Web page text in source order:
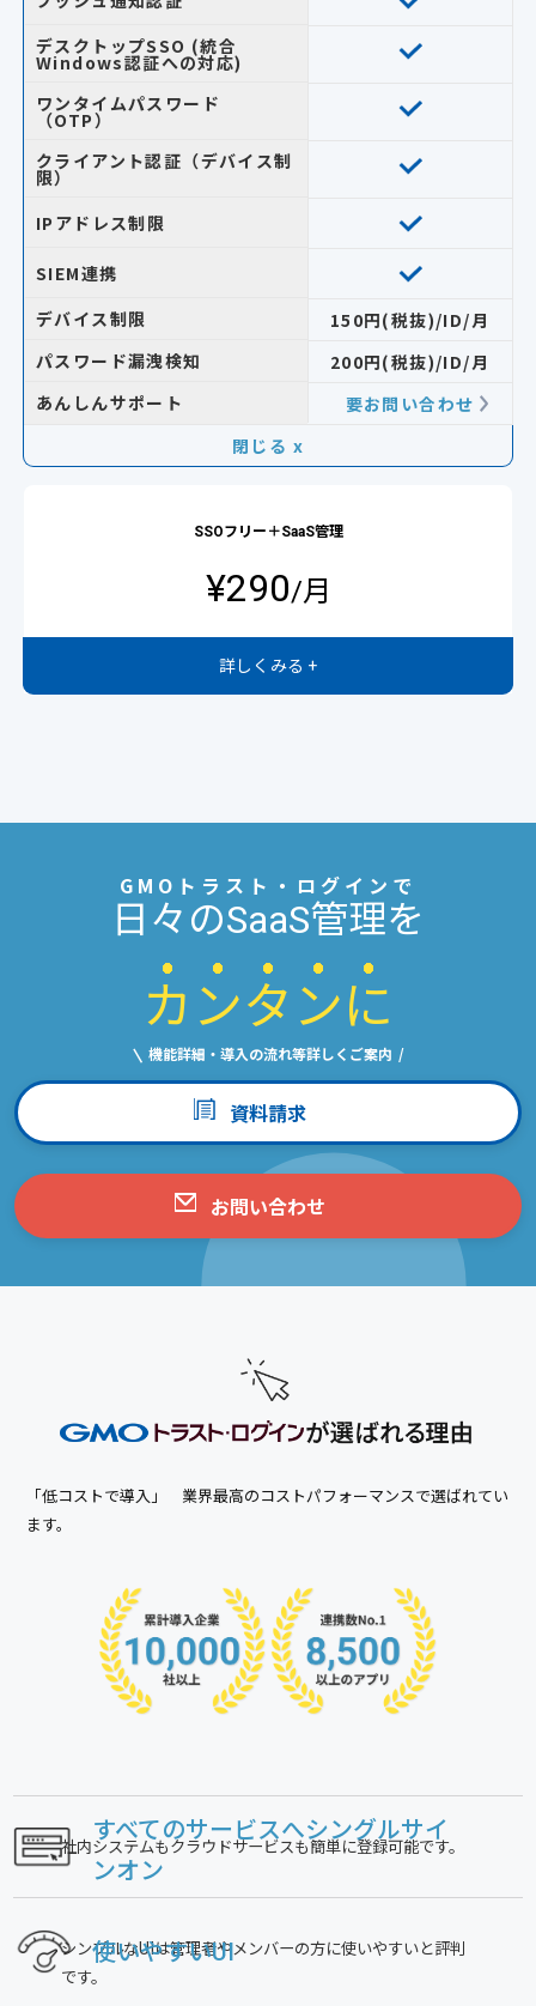
デスクトップSSO (統合
Windows認証への対応)
ワンタイムパスワード
（OTP）
クライアント認証（デバイス制
限）
IPアドレス制限
SIEM連携
デバイス制限
150円(税抜)/ID/月
パスワード漏洩検知
200円(税抜)/ID/月
あんしんサポート
要お問い合わせ
閉じる x
SSOフリー＋SaaS管理
¥290/月
詳しくみる +
GMOトラスト・ログインで
日々のSaaS管理を
カ ンタ ンに
機能詳細・導入の流れ等詳しくご案内
資料請求
お問い合わせ
「低コストで導入」 業界最高のコストパフォーマンスで選ばれてい
ます。
すべてのサービスへシングルサイ
ンオン
社内システムもクラウドサービスも簡単に登録可能です。
使いやすいUI
シンプルなUIは管理者やメンバーの方に使いやすいと評判
です。